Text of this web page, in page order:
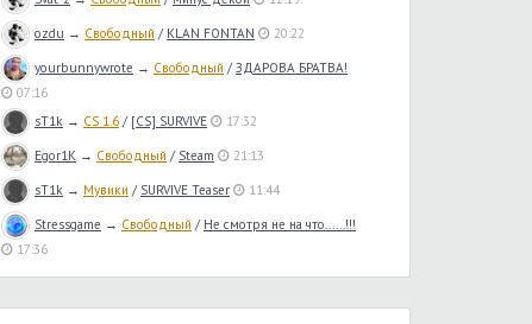
ozdu → Свободный / KLAN FONTAN 20:22
yourbunnywrote → Свободный /ЗДАРОВА БРАТВА!
07:16
sT1k → CS 1.6 / [CS] SURVIVE 17:32
Egor1K → Свободный / Steam 21:13
sT1k → Мувики / SURVIVE Teaser 11:44
Stressgame → Свободный / Не смотря не на что......!!!
17:36